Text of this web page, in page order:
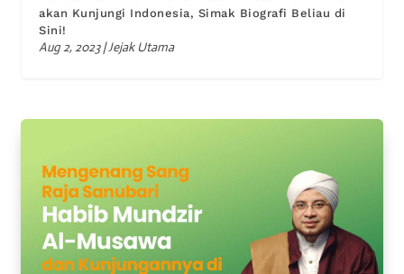
akan Kunjungi Indonesia, Simak Biografi Beliau di
Sini!
Aug 2, 2023|Jejak Utama